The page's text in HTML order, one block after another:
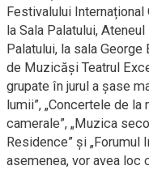
Festivalului
la Sala Palatului,
Palatului, la sala
de Muzicăși Teatrul
grupate în jurul a șase
lumii”, „Concertele de
camerale”, „Muzica
Residence” și „Forumul
asemenea, vor avea